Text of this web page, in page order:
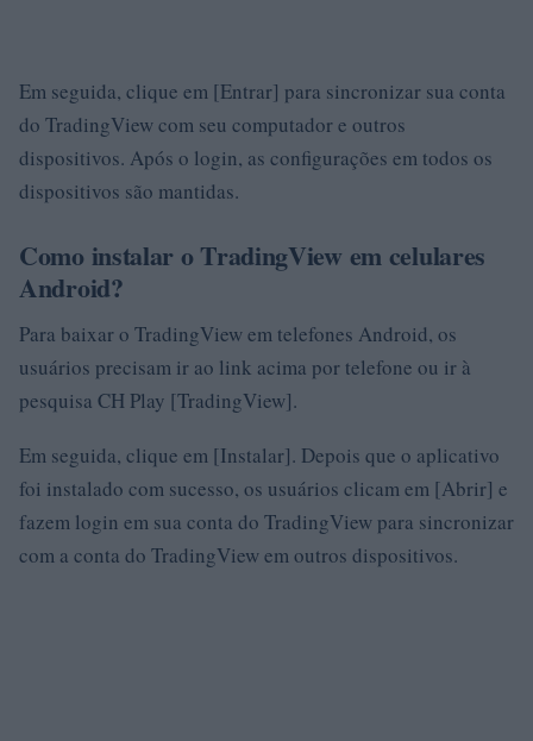
Em seguida, clique em [Entrar] para sincronizar sua conta
do TradingView com seu computador e outros
dispositivos. Após o login, as configurações em todos os
dispositivos são mantidas.
Como instalar o TradingView em celulares
Android?
Para baixar o TradingView em telefones Android, os
usuários precisam ir ao link acima por telefone ou ir à
pesquisa CH Play [TradingView].
Em seguida, clique em [Instalar]. Depois que o aplicativo
foi instalado com sucesso, os usuários clicam em [Abrir] e
fazem login em sua conta do TradingView para sincronizar
com a conta do TradingView em outros dispositivos.